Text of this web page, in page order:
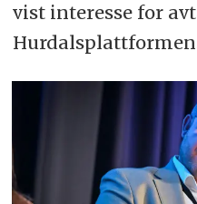
vist interesse for